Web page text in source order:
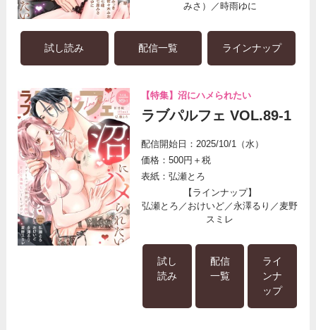
みさ）／時雨ゆに
試し読み 配信一覧 ラインナップ
【特集】沼にハメられたい
ラブパルフェ VOL.89-1
配信開始日：2025/10/1（水）
価格：500円＋税
表紙：弘瀬とろ
【ラインナップ】
弘瀬とろ／おけいど／永澤るり／麦野
スミレ
試し
読み
配信
一覧
ライ
ンナ
ップ